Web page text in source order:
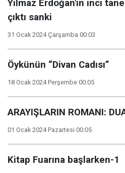
Yılmaz Erdoğan'ın inci
çıktı sanki
31 Ocak 2024 Çarşamba 00:03
Öykünün “Divan Cadısı”
18 Ocak 2024 Perşembe 00:05
ARAYIŞLARIN ROMANI:
01 Ocak 2024 Pazartesi 00:05
Kitap Fuarına başlarken-1